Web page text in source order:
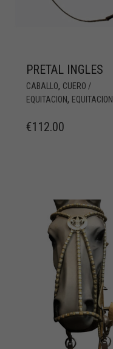
PRETAL INGLES
CABALLO, CUERO /
EQUITACION, EQUITACION
€112.00